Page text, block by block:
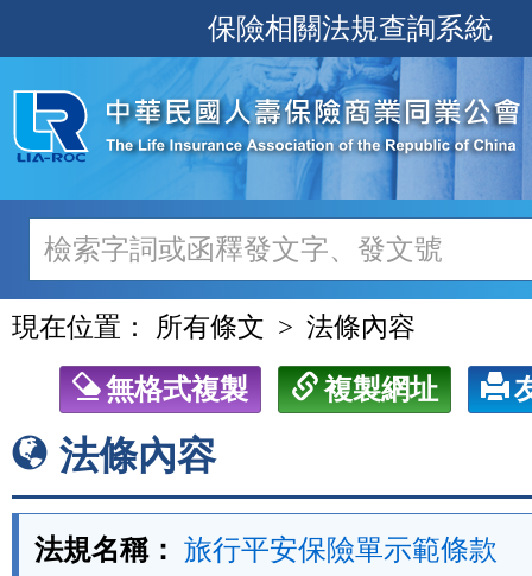
至
主
內
容
保險相關法規查詢系統
現在位置： 所有條文 法條內容
無格式複製 複製網址
法條內容
法規名稱： 旅行平安保險單示範條款